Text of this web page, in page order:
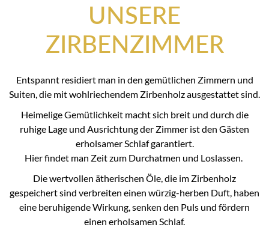
UNSERE
ZIRBENZIMMER
Entspannt residiert man in den gemütlichen Zimmern und
Suiten, die mit wohlriechendem Zirbenholz ausgestattet sind.
Heimelige Gemütlichkeit macht sich breit und durch die
ruhige Lage und Ausrichtung der Zimmer ist den Gästen
erholsamer Schlaf garantiert.
Hier findet man Zeit zum Durchatmen und Loslassen.
Die wertvollen ätherischen Öle, die im Zirbenholz
gespeichert sind verbreiten einen würzig-herben Duft, haben
eine beruhigende Wirkung, senken den Puls und fördern
einen erholsamen Schlaf.